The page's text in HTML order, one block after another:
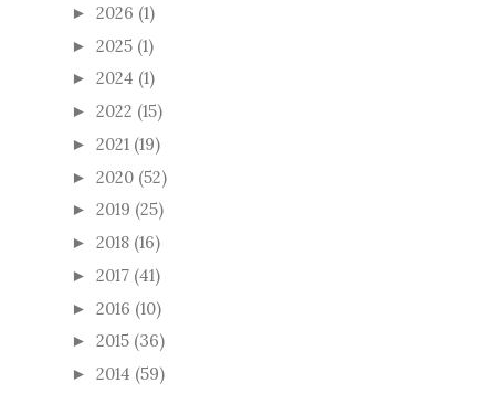
► 2026 (1)
► 2025 (1)
► 2024 (1)
► 2022 (15)
► 2021 (19)
► 2020 (52)
► 2019 (25)
► 2018 (16)
► 2017 (41)
► 2016 (10)
► 2015 (36)
► 2014 (59)